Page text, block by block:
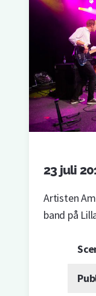
23 juli
Artisten
band på